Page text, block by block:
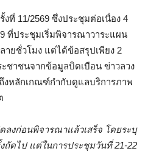
ที่ 11/2569 ซึ่งประชุมต่อเนื่อง 4
ที่ประชุมเริ่มพิจารณาวาระแผน
ายชั่วโมง แต่ได้ข้อสรุปเพียง 2
ชาชนจากข้อมูลบิดเบือน ข่าวลวง
งหลักเกณฑ์กำกับดูแลบริการภาพ
ลงก่อนพิจารณาแล้วเสร็จ โดยระบุ
ดไป แต่ในการประชุมวันที่ 21-22